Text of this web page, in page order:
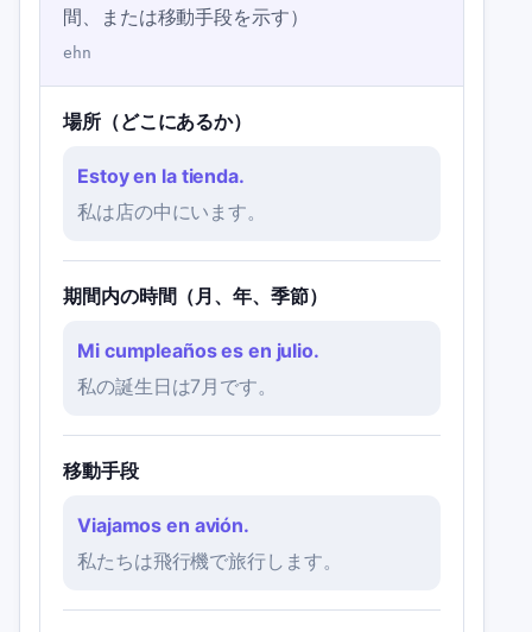
間、または移動手段を示す）
ehn
場所（どこにあるか）
Estoy en la tienda.
私は店の中にいます。
期間内の時間（月、年、季節）
Mi cumpleaños es en julio.
私の誕生日は7月です。
移動手段
Viajamos en avión.
私たちは飛行機で旅行します。